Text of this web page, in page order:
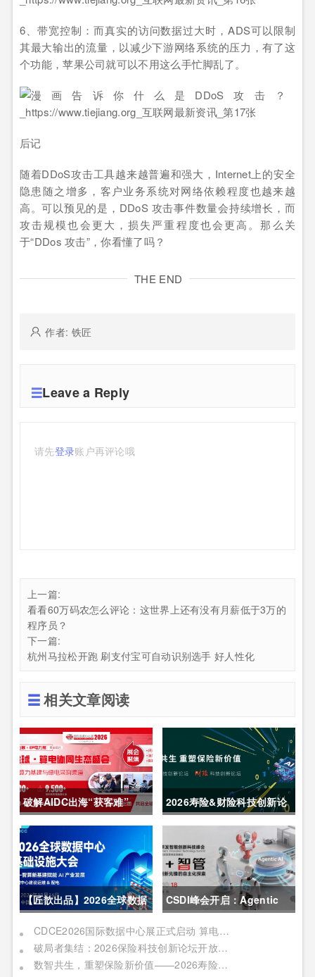
6、带宽控制：而真实的访问数据过大时，ADS可以限制
其最大输出的流量，以减少下游网络系统的压力，有了这
个功能，苹果公司就可以不用这么手忙脚乱了。
后记
随着DDoS攻击工具越来越普遍和强大，Internet上的安全
隐患随之增多，客户业务系统对网络依赖程度也越来越
高。可以预见的是，DDoS 攻击事件数量会持续增长，而
攻击规模也会更大，损失严重程度也会更高。那么关
于“DDos 攻击”，你看懂了吗？
THE END
作者: 铁匠
Leave a Reply
请先登录账户再评论哦
上一篇:
看看60万码农怎么评论：这世界上还有没有月薪低于3万的
程序员？
下一篇:
杭州马拉松开跑 刷支付宝可自动识别选手 好人性化
相关文章阅读
破解AIDC出海“获客难”
CDCE2026数据中心展
以“算电协同”重构全球算力
供应链
2026寿险&财险科技创新论
坛圆满举办
【匠歆出品】2026全球数据
中心基础设施大会首发｜院
士领衔，100+头部企业已确
CSDI峰会开启：Agentic
AI 落地应用的黄金期，智能
系统重塑生产力
CDCE2026国际数据中心展正式启动 算电协同驱动产业升级 搭建全球合作平台
破局者集结：2026保险科技创新论坛开放“数智共生”最佳实践案例征集
数智共生，重塑保险新价值——2026寿险&财险科技创新论坛即将启幕